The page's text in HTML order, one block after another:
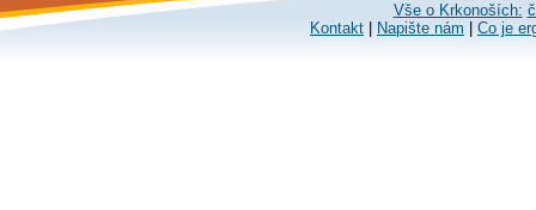
Vše o Krkonoších:
Kontakt
Napište nám Co je